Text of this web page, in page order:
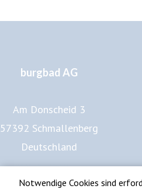
Notwendige Cookies sind
burgbad AG
Am Donscheid 3
57392 Schmallenberg
Deutschland
www.burgbad.de
Impressum